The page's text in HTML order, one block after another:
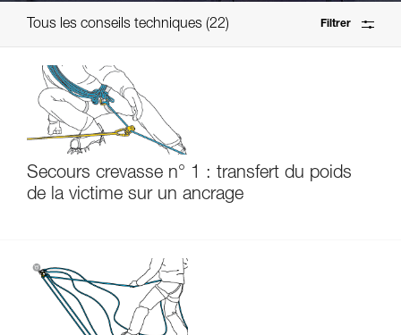
Tous les conseils techniques 22 Filtrer
Secours crevasse n° 1 : transfert du poids
de la victime sur un ancrage